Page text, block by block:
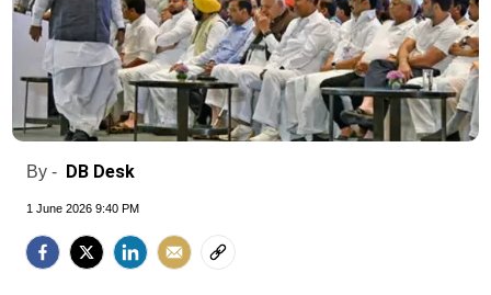
By - DB Desk
1 June 2026 9:40 PM